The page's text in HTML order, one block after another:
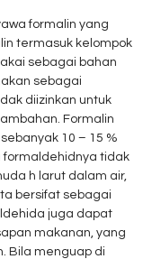
formalin yang
termasuk kelompok
sebagai bahan
sebagai
diizinkan untuk
Formalin
10 – 15 %
formaldehidnya tidak
h larut dalam air,
bersifat sebagai
juga dapat
makanan, yang
Bila menguap di